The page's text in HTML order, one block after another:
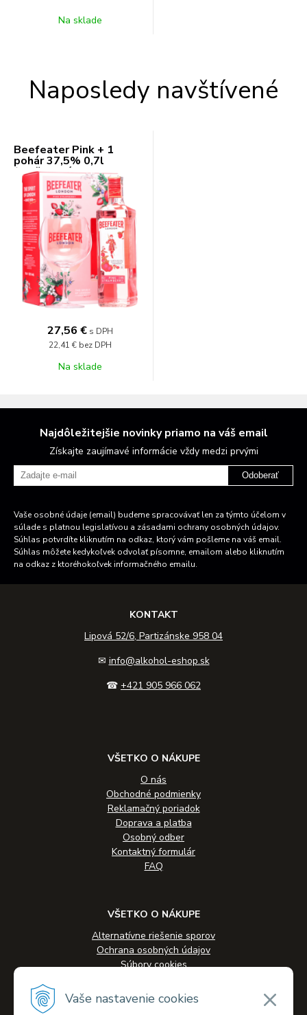
Vaše nastavenie cookies
Na sklade
Naposledy navštívené
Beefeater Pink + 1
pohár 37,5% 0,7l
(darčekové balenie 1
pohár)
27,56 € s DPH
22,41 € bez DPH
Na sklade
Najdôležitejšie novinky priamo na váš email
Získajte zaujímavé informácie vždy medzi prvými
Odoberať
Vaše osobné údaje (email) budeme spracovávať len za týmto účelom v
súlade s platnou legislatívou a zásadami ochrany osobných údajov.
Súhlas potvrdíte kliknutím na odkaz, ktorý vám pošleme na váš email.
Súhlas môžete kedykoľvek odvolať písomne, emailom alebo kliknutím
na odkaz z ktoréhokoľvek informačného emailu.
KONTAKT
Lipová 52/6, Partizánske 958 04
✉ info@alkohol-eshop.sk
☎ +421 905 966 062
VŠETKO O NÁKUPE
O nás
Obchodné podmienky
Reklamačný poriadok
Doprava a platba
Osobný odber
Kontaktný formulár
FAQ
VŠETKO O NÁKUPE
Alternatívne riešenie sporov
Ochrana osobných údajov
Súbory cookies
Veľkoobchodná spolupráca